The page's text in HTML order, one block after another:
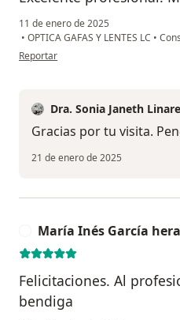
11 de enero de 2025
• OPTICA GAFAS Y LENTES LC •
en opinión del usuario Eliana Delgado
Reportar
Dra. Sonia Janeth
Gracias por tu visita.
21 de enero de 2025
María Inés García
Felicitaciones. Al
bendiga